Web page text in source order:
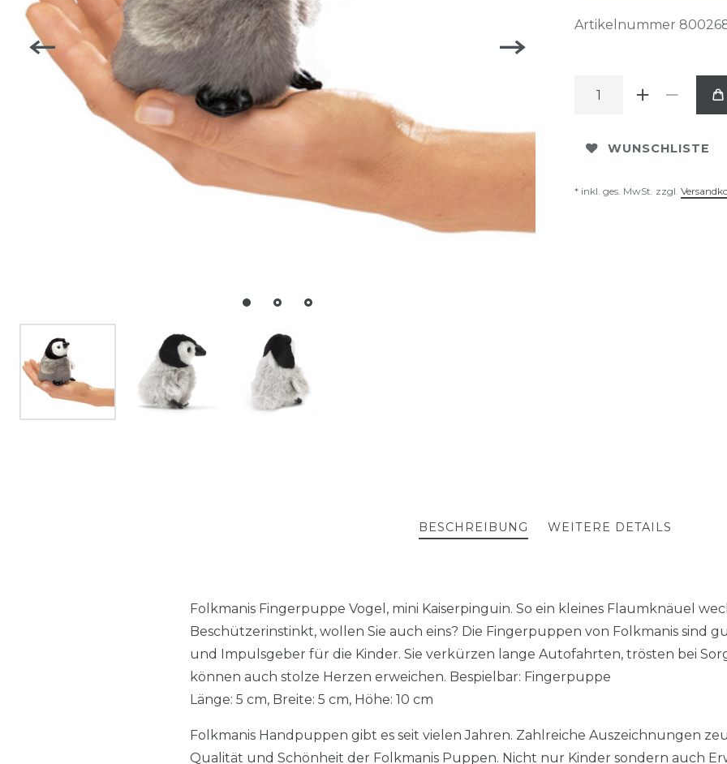
Artikelnummer
WUNSCHLISTE
* inkl. ges. MwSt. zzgl.
BESCHREIBUNG WEITERE DETAILS
Folkmanis Fingerpuppe Vogel, mini Kaiserpinguin. So ein kleines Flaumknäuel
Beschützerinstinkt, wollen Sie auch eins? Die Fingerpuppen von Folkmanis sind
und Impulsgeber für die Kinder. Sie verkürzen lange Autofahrten, trösten bei
können auch stolze Herzen erweichen. Bespielbar: Fingerpuppe
Länge: 5 cm, Breite: 5 cm, Höhe: 10 cm
Folkmanis Handpuppen gibt es seit vielen Jahren. Zahlreiche Auszeichnungen
Qualität und Schönheit der Folkmanis Puppen. Nicht nur Kinder sondern auch